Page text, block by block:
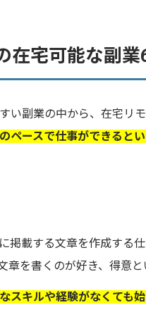
在宅可能な副業
い副業の中から、在宅リ
ペースで仕事ができると
掲載する文章を作成する
章を書くのが好き、得意
スキルや経験がなくても